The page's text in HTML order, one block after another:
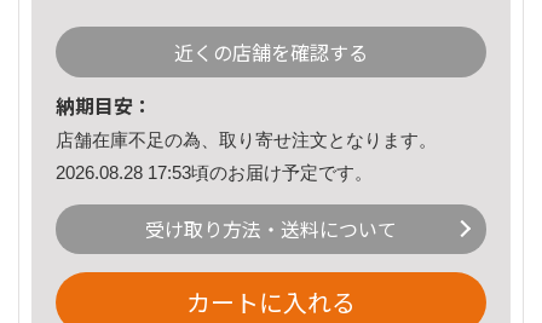
近くの店舗を確認する
納期目安：
店舗在庫不足の為、取り寄せ注文となります。
2026.08.28 17:53頃のお届け予定です。
受け取り方法・送料について
カートに入れる